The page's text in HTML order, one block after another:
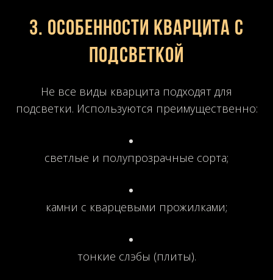
3. Особенности кварцита с
подсветкой
Не все виды кварцита подходят для
подсветки. Используются преимущественно:
светлые и полупрозрачные сорта;
камни с кварцевыми прожилками;
тонкие слэбы (плиты).